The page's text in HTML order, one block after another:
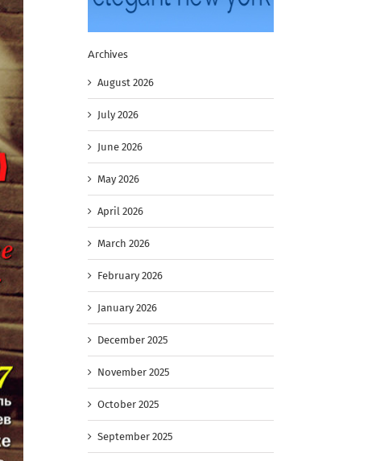
Archives
August 2026
July 2026
June 2026
May 2026
April 2026
March 2026
February 2026
January 2026
December 2025
November 2025
October 2025
September 2025